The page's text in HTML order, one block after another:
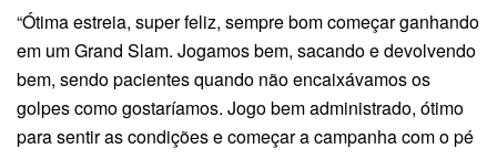
“Ótima estreia, super feliz, sempre bom começar ganhando
em um Grand Slam. Jogamos bem, sacando e devolvendo
bem, sendo pacientes quando não encaixávamos os
golpes como gostaríamos. Jogo bem administrado, ótimo
para sentir as condições e começar a campanha com o pé